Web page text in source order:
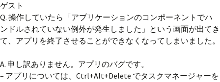
ゲスト
Q. 操作していたら「アプリケーションのコンポーネントでハ
ンドルされていない例外が発生しました」という画面が出てき
て、アプリを終了させることができなくなってしまいました。
A. 申し訳ありません。アプリのバグです。
– アプリについては、Ctrl+Alt+Delete でタスクマネージャーを